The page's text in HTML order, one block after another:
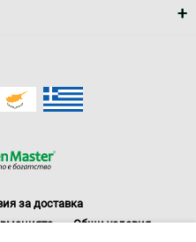
за доставка
Общи условия